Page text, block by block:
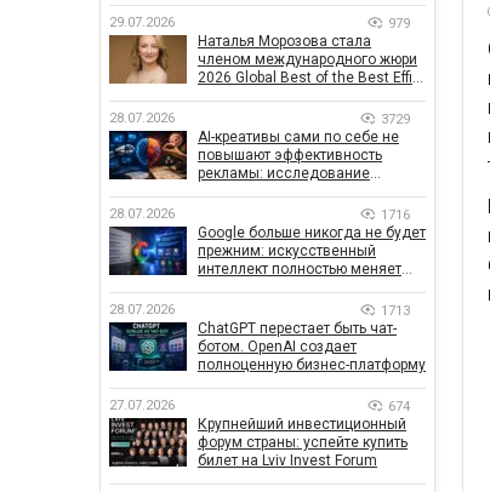
29.07.2026 979
Наталья Морозова стала
членом международного жюри
2026 Global Best of the Best Effie
28.07.2026 3729
AI-креативы сами по себе не
повышают эффективность
рекламы: исследование
влияет на эффективность
кампаний
28.07.2026 1716
Google больше никогда не будет
прежним: искусственный
интеллект полностью меняет
28.07.2026 1713
ChatGPT перестает быть чат-
ботом. OpenAI создает
полноценную бизнес-платформу
27.07.2026 674
Крупнейший инвестиционный
форум страны: успейте купить
билет на Lviv Invest Forum